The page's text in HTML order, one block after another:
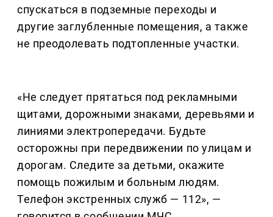
спускаться в подземные переходы и
другие заглубленные помещения, а также
не преодолевать подтопленные участки.
«Не следует прятаться под рекламными
щитами, дорожными знаками, деревьями и
линиями электропередачи. Будьте
осторожны при передвижении по улицам и
дорогам. Следите за детьми, окажите
помощь пожилым и больным людям.
Телефон экстренных служб — 112», —